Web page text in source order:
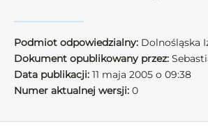
Podmiot odpowiedzialny: Dolnośląska
Dokument opublikowany przez:
Data publikacji: 11 maja 2005 o 09:38
Numer aktualnej wersji: 0